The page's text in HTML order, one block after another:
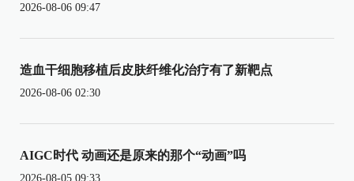
2026-08-06 09:47
造血干细胞移植后皮肤纤维化治疗有了新靶点
2026-08-06 02:30
AIGC时代 动画还是原来的那个“动画”吗
2026-08-05 09:33